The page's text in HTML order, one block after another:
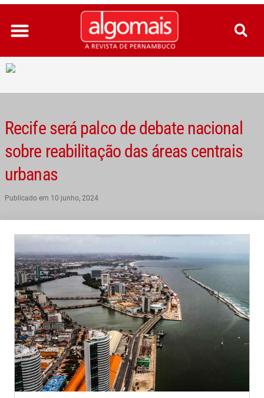
Ir
para
conteúdo
Recife será palco de debate nacional
sobre reabilitação das áreas centrais
urbanas
Publicado em 10 junho, 2024